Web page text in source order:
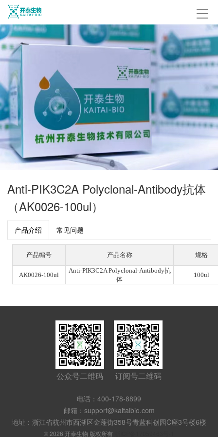
Anti-PIK3C2A Polyclonal-Antibody抗体
（AK0026-100ul）
产品介绍 常见问题
产品编号 产品名称 规格
AK0026-100ul
Anti-PIK3C2A Polyclonal-Antibody抗
体
100ul
公众号二维码 订阅号二维码
电话：400-178-8899
邮箱：support@kaitaibio.com
地址：浙江省杭州市西湖区金蓬街358号青蓝科创园C座3号楼6楼
© 2026 开泰生物 版权所有